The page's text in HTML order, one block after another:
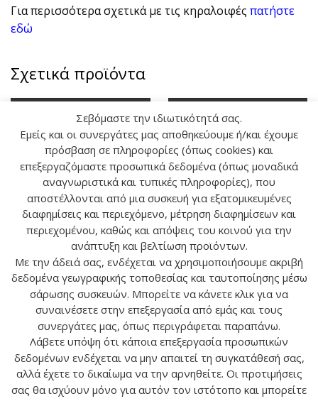
Για περισσότερα σχετικά με τις κηραλοιφές πατήστε
εδώ
Σχετικά προϊόντα
Αντικαταθλιπτική
Κηραλοιφή 100γρ
Εντομοαπωθητική
Κηραλοιφή 100γρ
Ο ΛΟΓΑΡΙΑΣΜΟΣ ΜΟΥ
ΕΠΙΚΟΙΝΩΝΙΑ
Σεβόμαστε την ιδιωτικότητά σας.
Εμείς και οι συνεργάτες μας αποθηκεύουμε ή/και έχουμε
πρόσβαση σε πληροφορίες (όπως cookies) και
επεξεργαζόμαστε προσωπικά δεδομένα (όπως μοναδικά
αναγνωριστικά και τυπικές πληροφορίες), που
αποστέλλονται από μια συσκευή για εξατομικευμένες
διαφημίσεις και περιεχόμενο, μέτρηση διαφημίσεων και
περιεχομένου, καθώς και απόψεις του κοινού για την
ανάπτυξη και βελτίωση προϊόντων.
Με την άδειά σας, ενδέχεται να χρησιμοποιήσουμε ακριβή
δεδομένα γεωγραφικής τοποθεσίας και ταυτοποίησης μέσω
σάρωσης συσκευών. Μπορείτε να κάνετε κλικ για να
συναινέσετε στην επεξεργασία από εμάς και τους
συνεργάτες μας, όπως περιγράφεται παραπάνω.
Λάβετε υπόψη ότι κάποια επεξεργασία προσωπικών
δεδομένων ενδέχεται να μην απαιτεί τη συγκατάθεσή σας,
αλλά έχετε το δικαίωμα να την αρνηθείτε. Οι προτιμήσεις
σας θα ισχύουν μόνο για αυτόν τον ιστότοπο και μπορείτε